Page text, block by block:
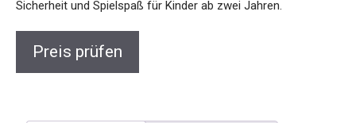
Sicherheit und Spielspaß für Kinder ab zwei Jahren.
Preis prüfen